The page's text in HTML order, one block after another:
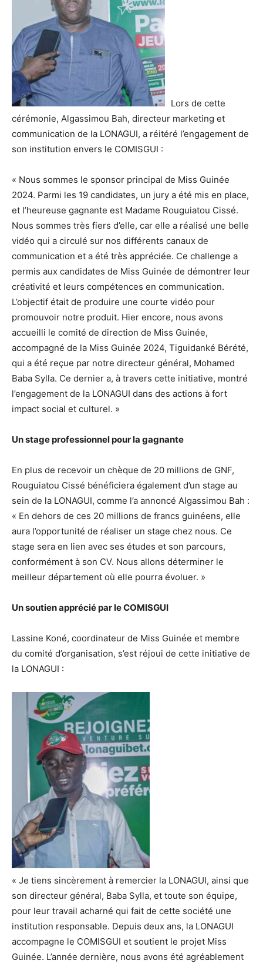
Lors de cette
cérémonie, Algassimou Bah, directeur marketing et
communication de la LONAGUI, a réitéré l’engagement de
son institution envers le COMISGUI :
« Nous sommes le sponsor principal de Miss Guinée
2024. Parmi les 19 candidates, un jury a été mis en place,
et l’heureuse gagnante est Madame Rouguiatou Cissé.
Nous sommes très fiers d’elle, car elle a réalisé une belle
vidéo qui a circulé sur nos différents canaux de
communication et a été très appréciée. Ce challenge a
permis aux candidates de Miss Guinée de démontrer leur
créativité et leurs compétences en communication.
L’objectif était de produire une courte vidéo pour
promouvoir notre produit. Hier encore, nous avons
accueilli le comité de direction de Miss Guinée,
accompagné de la Miss Guinée 2024, Tiguidanké Bérété,
qui a été reçue par notre directeur général, Mohamed
Baba Sylla. Ce dernier a, à travers cette initiative, montré
l’engagement de la LONAGUI dans des actions à fort
impact social et culturel. »
Un stage professionnel pour la gagnante
En plus de recevoir un chèque de 20 millions de GNF,
Rouguiatou Cissé bénéficiera également d’un stage au
sein de la LONAGUI, comme l’a annoncé Algassimou Bah :
« En dehors de ces 20 millions de francs guinéens, elle
aura l’opportunité de réaliser un stage chez nous. Ce
stage sera en lien avec ses études et son parcours,
conformément à son CV. Nous allons déterminer le
meilleur département où elle pourra évoluer. »
Un soutien apprécié par le COMISGUI
Lassine Koné, coordinateur de Miss Guinée et membre
du comité d’organisation, s’est réjoui de cette initiative de
la LONAGUI :
« Je tiens sincèrement à remercier la LONAGUI, ainsi que
son directeur général, Baba Sylla, et toute son équipe,
pour leur travail acharné qui fait de cette société une
institution responsable. Depuis deux ans, la LONAGUI
accompagne le COMISGUI et soutient le projet Miss
Guinée. L’année dernière, nous avons été agréablement